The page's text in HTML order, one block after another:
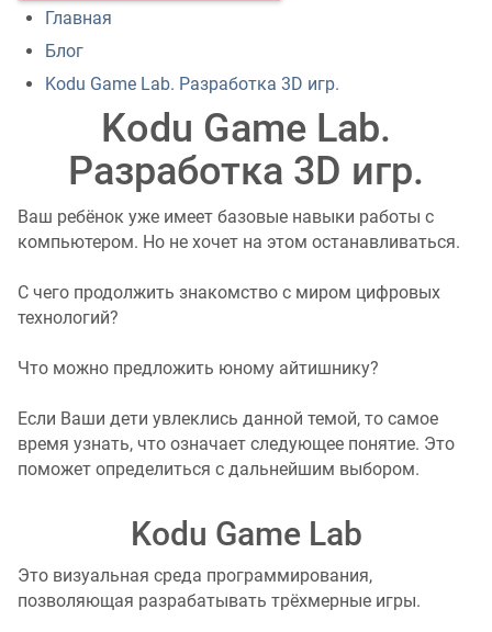
Главная
Блог
Kodu Game Lab. Разработка 3D игр.
Kodu Game Lab.
Разработка 3D игр.
Ваш ребёнок уже имеет базовые навыки работы с
компьютером. Но не хочет на этом останавливаться.
С чего продолжить знакомство с миром цифровых
технологий?
Что можно предложить юному айтишнику?
Если Ваши дети увлеклись данной темой, то самое
время узнать, что означает следующее понятие. Это
поможет определиться с дальнейшим выбором.
Kodu Game Lab
Это визуальная среда программирования,
позволяющая разрабатывать трёхмерные игры.